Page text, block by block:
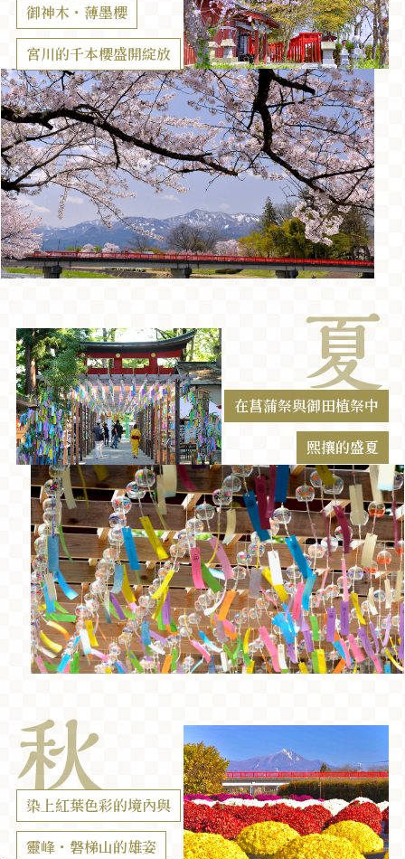
御神木・薄墨櫻
宮川的千本櫻盛開綻放
在菖蒲祭與御田植祭中
熙攘的盛夏
染上紅葉色彩的境內與
靈峰・磐梯山的雄姿